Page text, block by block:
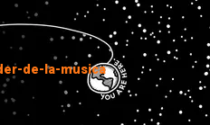
de-la-musica